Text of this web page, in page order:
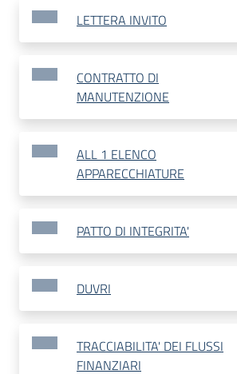
LETTERA INVITO
CONTRATTO DI
MANUTENZIONE
ALL 1 ELENCO
APPARECCHIATURE
PATTO DI INTEGRITA'
DUVRI
TRACCIABILITA' DEI FLUSSI
FINANZIARI